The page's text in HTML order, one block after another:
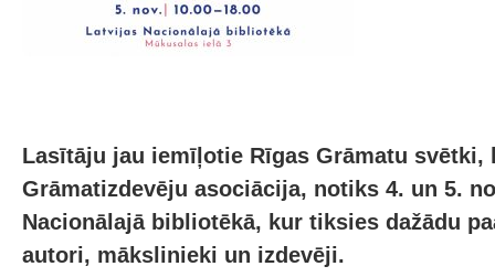
Lasītāju jau iemīļotie Rīgas Grāmatu svētki,
Grāmatizdevēju asociācija, notiks 4. un 5.
Nacionālajā bibliotēkā, kur tiksies dažādu
autori, mākslinieki un izdevēji.